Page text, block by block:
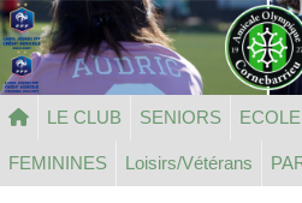
LE CLUB SENIORS
FEMININES Loisirs/Vétérans
Panneau de gestion des cookies